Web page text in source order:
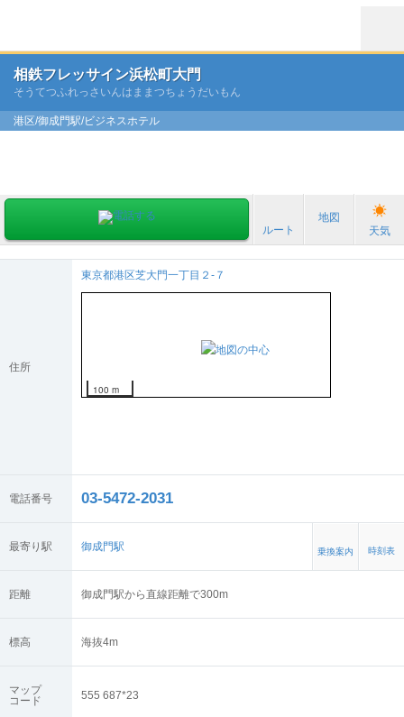
相鉄フレッサイン浜松町大門
そうてつふれっさいんはままつちょうだいもん
港区/御成門駅/ビジネスホテル
ルート
地図
天気
住所
東京都港区芝大門一丁目２-７
100 m
電話番号 03-5472-2031
最寄り駅 御成門駅 乗換案内 時刻表
距離 御成門駅から直線距離で300m
標高 海抜4m
マップ
コード
555 687*23